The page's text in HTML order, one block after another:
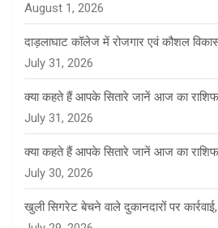
August 1, 2026
दाड़लाघाट कॉलेज में रोजगार एवं कौशल
July 31, 2026
क्या कहते हैं आपके सितारे जानें आज का
July 31, 2026
क्या कहते हैं आपके सितारे जानें आज का
July 30, 2026
खुली सिगरेट बेचने वाले दुकानदारों पर